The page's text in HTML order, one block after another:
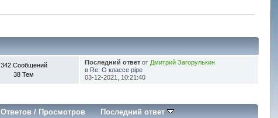
342 Сообщений
38 Тем
Последний ответот Дмитрий Загорулькин
в Re: О классе pipe
03-12-2021, 10:21:40
Ответов/ Просмотров Последний ответ